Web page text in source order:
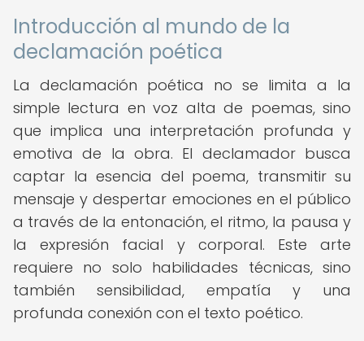
Introducción al mundo de la
declamación poética
La declamación poética no se limita a la
simple lectura en voz alta de poemas, sino
que implica una interpretación profunda y
emotiva de la obra. El declamador busca
captar la esencia del poema, transmitir su
mensaje y despertar emociones en el público
a través de la entonación, el ritmo, la pausa y
la expresión facial y corporal. Este arte
requiere no solo habilidades técnicas, sino
también sensibilidad, empatía y una
profunda conexión con el texto poético.